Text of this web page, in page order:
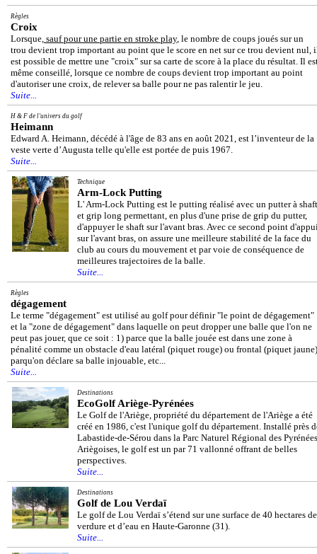
Règles
Croix
Lorsque, sauf pour une partie en stroke play, le nombre de coups joués sur un
trou devient trop important au point que le score en net sur ce trou devient nul,
est possible de mettre une "croix" sur sa carte de score à la place du résultat. Il
même conseillé, lorsque ce nombre de coups devient trop important au point
d'autoriser une croix, de relever sa balle pour ne pas ralentir le jeu.
Suite...
H & F de l'univers du golf
Heimann
Edward A. Heimann, décédé à l'âge de 83 ans en août 2021, est l’inventeur de la
veste verte d’Augusta telle qu'elle est portée de puis 1967.
Suite...
Technique
Arm-Lock Putting
L' Arm-Lock Putting est le putting réalisé avec un putter à shaft
et grip long permettant, en plus d'une prise de grip du putter,
d'appuyer le shaft sur l'avant bras. Avec ce second point
sur l'avant bras, on assure une meilleure stabilité de la face du
club au cours du mouvement et par voie de conséquence de
meilleures trajectoires de la balle.
Suite...
Règles
dégagement
Le terme "dégagement" est utilisé au golf pour définir "le point de dégagement"
et la "zone de dégagement" dans laquelle on peut dropper une balle que l'on ne
peut pas jouer, que ce soit : 1) parce que la balle jouée est dans une zone à
pénalité comme un obstacle d'eau latéral (piquet rouge) ou frontal (piquet
parqu'on déclare sa balle injouable, etc...
Suite...
Destinations
EcoGolf Ariège-Pyrénées
Le Golf de l'Ariège, propriété du département de l'Ariège a été
créé en 1986, c'est l'unique golf du département. Installé près
Labastide-de-Sérou dans la Parc Naturel Régional des Pyrénées
Ariègoises, le golf est un par 71 vallonné offrant de belles
perspectives.
Suite...
Destinations
Golf de Lou Verdaï
Le golf de Lou Verdaï s’étend sur une surface de 40 hectares de
verdure et d’eau en Haute-Garonne (31).
Suite...